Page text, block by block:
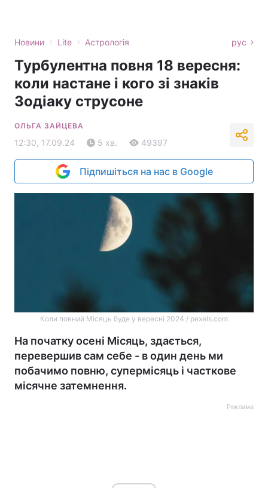
Новини › Lite › Астрологія рус
Турбулентна повня 18 вересня:
коли настане і кого зі знаків
Зодіаку струсоне
ОЛЬГА ЗАЙЦЕВА
12:30, 17.09.24 5 хв. 49397
Підпишіться на нас в Google
Коли повний Місяць буде у вересні 2024 / pexels.com
На початку осені Місяць, здається,
перевершив сам себе - в один день ми
побачимо повню, супермісяць і часткове
місячне затемнення.
Реклама